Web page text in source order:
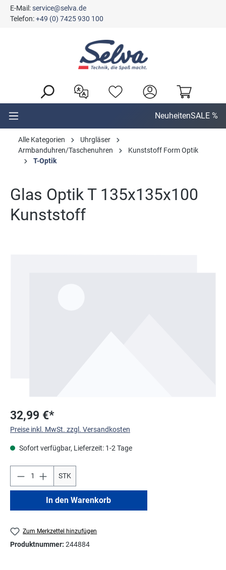
springen
E-Mail:service@selva.de
Telefon:+49 (0) 7425 930 100
NeuheitenSALE %
Alle Kategorien
Uhrgläser
Armbanduhren/Taschenuhren
Kunststoff Form Optik
T-Optik
Glas Optik T 135x135x100
Kunststoff
32,99 €*
Preise inkl. MwSt. zzgl. Versandkosten
Sofort verfügbar, Lieferzeit: 1-2 Tage
STK
In den Warenkorb
Zum Merkzettel hinzufügen
Produktnummer: 244884